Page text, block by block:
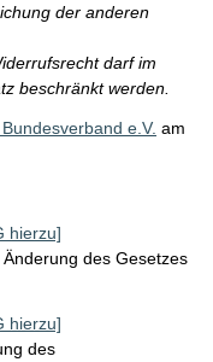
der anderen
darf im
beschränkt werden.
e.V. am
hierzu]
des Gesetzes
hierzu]
des